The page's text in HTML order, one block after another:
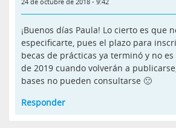
¡Buenos días Paula! Lo cierto es que
especificarte, pues el plazo para
becas de prácticas ya terminó y no
de 2019 cuando volverán a
bases no pueden consultarse 🙁
Responder